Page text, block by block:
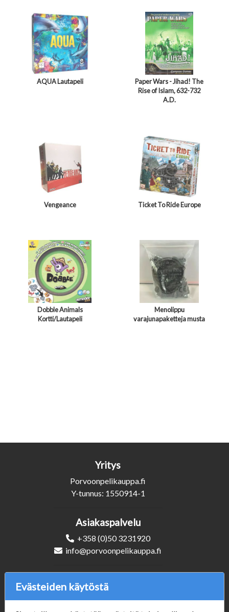
AQUA Lautapeli
Paper Wars - Jihad! The
Rise of Islam, 632-732
A.D.
Vengeance Ticket To Ride Europe
Dobble Animals
Kortti/Lautapeli
Menolippu
varajunapaketteja musta
Yritys
Porvoonpelikauppa.fi
Y-tunnus: 1550914-1
Asiakaspalvelu
+358 (0)50 3231920
info@porvoonpelikauppa.fi
Evästeiden käytöstä